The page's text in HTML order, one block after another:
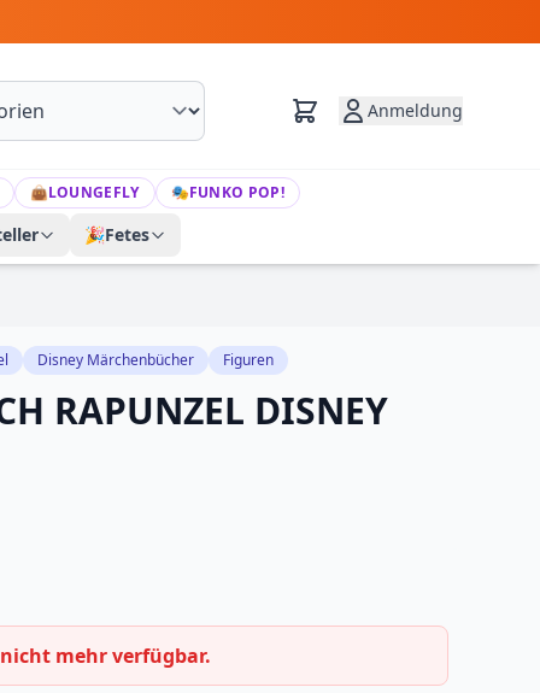
Anmeldung
👜LOUNGEFLY 🎭FUNKO POP!
🎉Fetes
Disney Märchenbücher Figuren
RAPUNZEL DISNEY
mehr verfügbar.